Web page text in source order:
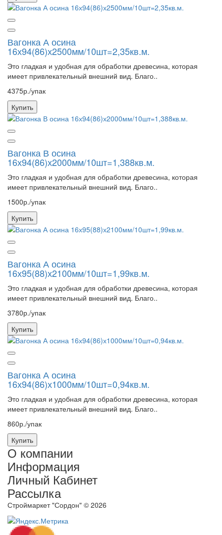
Вагонка А осина
16х94(86)х2500мм/10шт=2,35кв.м.
Это гладкая и удобная для обработки древесина, которая
имеет привлекательный внешний вид. Благо..
4375р./упак
Купить
Вагонка В осина
16х94(86)х2000мм/10шт=1,388кв.м.
Это гладкая и удобная для обработки древесина, которая
имеет привлекательный внешний вид. Благо..
1500р./упак
Купить
Вагонка А осина
16х95(88)х2100мм/10шт=1,99кв.м.
Это гладкая и удобная для обработки древесина, которая
имеет привлекательный внешний вид. Благо..
3780р./упак
Купить
Вагонка А осина
16х94(86)х1000мм/10шт=0,94кв.м.
Это гладкая и удобная для обработки древесина, которая
имеет привлекательный внешний вид. Благо..
860р./упак
Купить
О компании
Информация
Личный Кабинет
Рассылка
Строймаркет "Сордон" © 2026